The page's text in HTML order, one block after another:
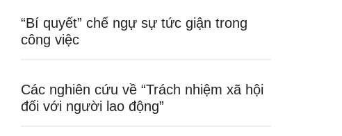
“Bí quyết” chế ngự sự tức giận trong
công việc
Các nghiên cứu về “Trách nhiệm xã hội
đối với người lao động”